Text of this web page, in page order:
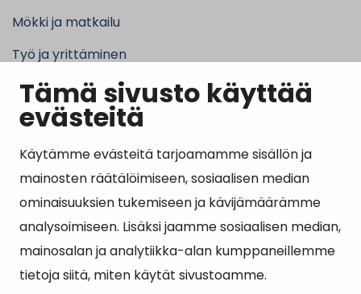
Tämä sivusto käyttää
evästeitä
Käytämme evästeitä tarjoamamme sisällön ja
mainosten räätälöimiseen, sosiaalisen median
ominaisuuksien tukemiseen ja kävijämäärämme
analysoimiseen. Lisäksi jaamme sosiaalisen median,
mainosalan ja analytiikka-alan kumppaneillemme
tietoja siitä, miten käytät sivustoamme.
Mökki ja matkailu
Työ ja yrittäminen
Kunta ja hallinto
Suosituimmat sivut
Esityslistat, pöytäkirjat, viranhaltijapäätökset ja
kuulutukset
Tietoa ja ohjeistusta koronavirukseen liittyen